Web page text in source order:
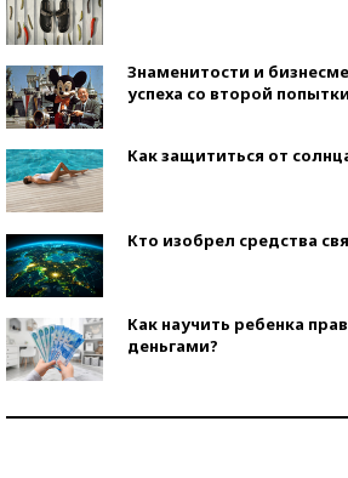
Знаменитости и
успеха со второй попытки
Как защититься от
Кто изобрел средства
Как научить ребенка
деньгами?